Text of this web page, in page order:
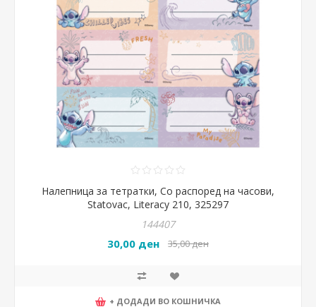
Налепница за тетратки, Со распоред на часови,
Statovac, Literacy 210, 325297
144407
30,00 ден 35,00 ден
+ ДОДАДИ ВО КОШНИЧКА